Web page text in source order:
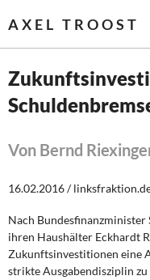
AXEL TROOST
Startseite
Themen
Leitlinien linker
Wirtschaftspolitik
Steuer- und
Von Bernd
16.02.2016 /
Nach
ihren Haushälter Eckhardt
Zukunftsinvestitionen eine
strikte Ausgabendisziplin